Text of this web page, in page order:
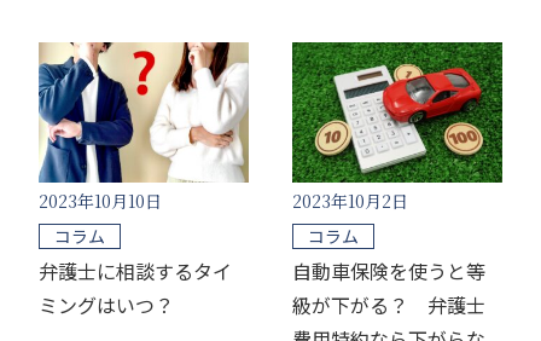
2023年10月10日
コラム
弁護士に相談するタイ
ミングはいつ？
2023年10月2日
コラム
自動車保険を使うと等
級が下がる？ 弁護士